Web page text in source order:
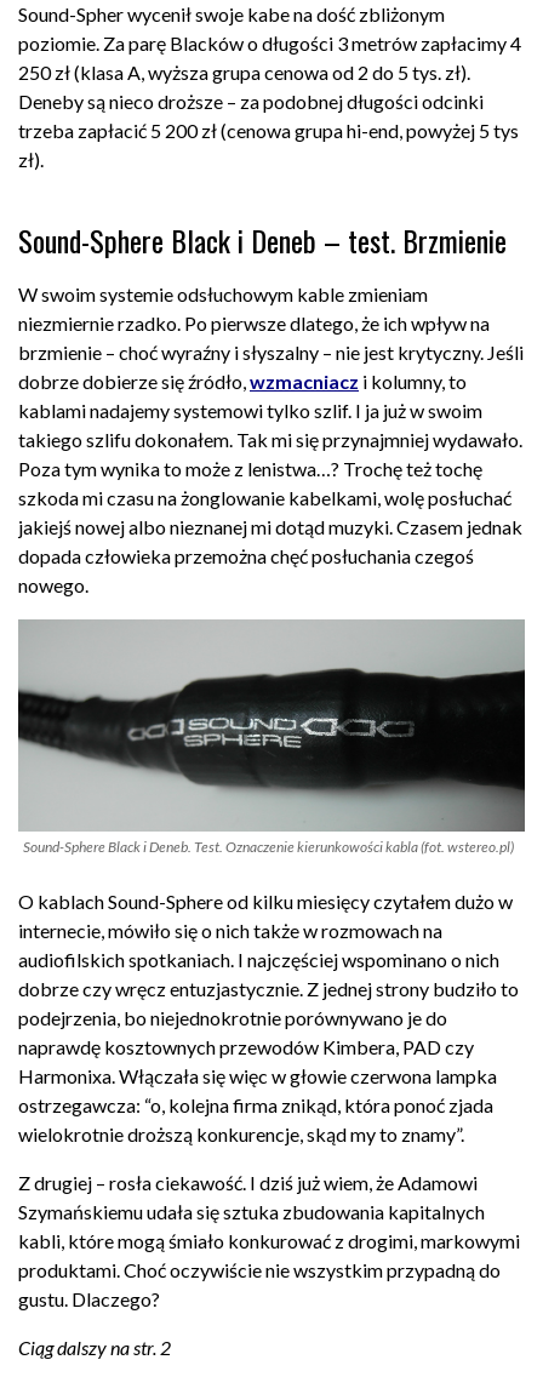
Sound-Spher wycenił swoje kabe na dość zbliżonym
poziomie. Za parę Blacków o długości 3 metrów zapłacimy 4
250 zł (klasa A, wyższa grupa cenowa od 2 do 5 tys. zł).
Deneby są nieco droższe – za podobnej długości odcinki
trzeba zapłacić 5 200 zł (cenowa grupa hi-end, powyżej 5 tys
zł).
Sound-Sphere Black i Deneb – test. Brzmienie
W swoim systemie odsłuchowym kable zmieniam
niezmiernie rzadko. Po pierwsze dlatego, że ich wpływ na
brzmienie – choć wyraźny i słyszalny – nie jest krytyczny. Jeśli
dobrze dobierze się źródło, wzmacniacz i kolumny, to
kablami nadajemy systemowi tylko szlif. I ja już w swoim
takiego szlifu dokonałem. Tak mi się przynajmniej wydawało.
Poza tym wynika to może z lenistwa…? Trochę też tochę
szkoda mi czasu na żonglowanie kabelkami, wolę posłuchać
jakiejś nowej albo nieznanej mi dotąd muzyki. Czasem jednak
dopada człowieka przemożna chęć posłuchania czegoś
nowego.
Sound-Sphere Black i Deneb. Test. Oznaczenie kierunkowości kabla (fot. wstereo.pl)
O kablach Sound-Sphere od kilku miesięcy czytałem dużo w
internecie, mówiło się o nich także w rozmowach na
audiofilskich spotkaniach. I najczęściej wspominano o nich
dobrze czy wręcz entuzjastycznie. Z jednej strony budziło to
podejrzenia, bo niejednokrotnie porównywano je do
naprawdę kosztownych przewodów Kimbera, PAD czy
Harmonixa. Włączała się więc w głowie czerwona lampka
ostrzegawcza: “o, kolejna firma znikąd, która ponoć zjada
wielokrotnie droższą konkurencje, skąd my to znamy”.
Z drugiej – rosła ciekawość. I dziś już wiem, że Adamowi
Szymańskiemu udała się sztuka zbudowania kapitalnych
kabli, które mogą śmiało konkurować z drogimi, markowymi
produktami. Choć oczywiście nie wszystkim przypadną do
gustu. Dlaczego?
Ciąg dalszy na str. 2